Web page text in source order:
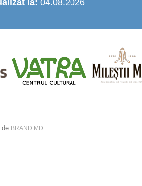
la: 04.08.2026
de BRAND.MD